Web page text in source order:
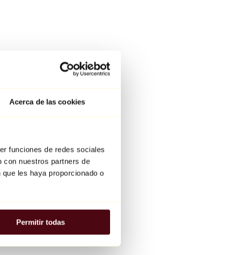
Acerca de las cookies
funciones de redes sociales
con nuestros partners de
les haya proporcionado o
Permitir todas